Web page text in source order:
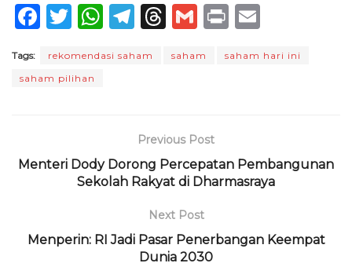
F
c
e
o
T
it
te
W
a
p
T
e
m
T
re
s
G
ai
P
n
ai
Tags: rekomendasi saham saham
saham hari ini
saham pilihan
Previous Post
Menteri Dody Dorong Percepatan Pembangunan
Sekolah Rakyat di Dharmasraya
Next Post
Menperin: RI Jadi Pasar Penerbangan Keempat
Dunia 2030